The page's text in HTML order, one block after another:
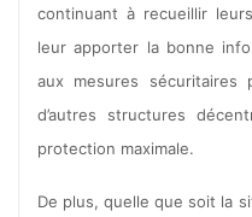
continuant à recueillir
leur apporter la bonne
aux mesures sécuritaires
d’autres structures
protection maximale.
De plus, quelle que soit la